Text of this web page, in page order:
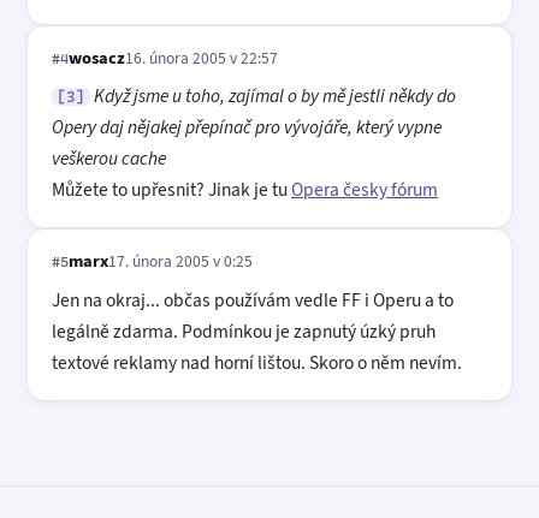
#4wosacz16. února 2005 v 22:57
[3]
Když jsme u toho, zajímal o by mě jestli někdy do
Opery daj nějakej přepínač pro vývojáře, který vypne
veškerou cache
Můžete to upřesnit? Jinak je tuOpera česky fórum
#5marx17. února 2005 v 0:25
Jen na okraj... občas používám vedle FF i Operu a to
legálně zdarma. Podmínkou je zapnutý úzký pruh
textové reklamy nad horní lištou. Skoro o něm nevím.